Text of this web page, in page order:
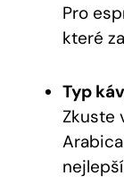
Pro
které
Typ
Zkuste